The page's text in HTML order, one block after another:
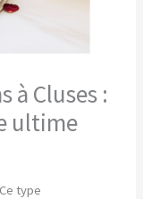
à Cluses :
ultime
Ce type